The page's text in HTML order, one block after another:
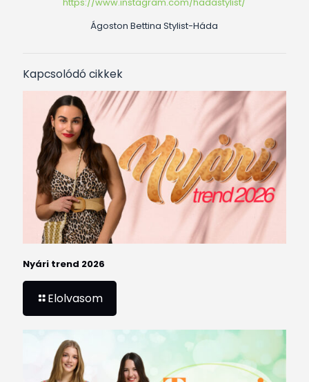
Ágoston Bettina Stylist-Háda
Kapcsolódó cikkek
Nyári trend 2026
Elolvasom